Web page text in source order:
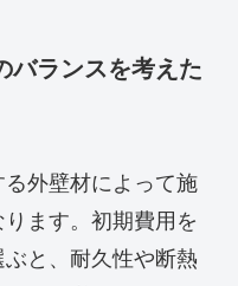
バランスを考えた
外壁材によって施
ます。初期費用を
と、耐久性や断熱